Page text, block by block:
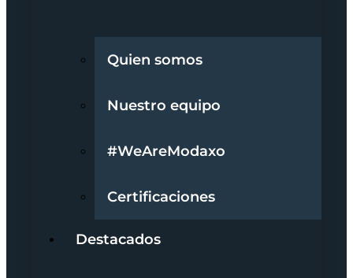
Quien somos
Nuestro equipo
#WeAreModaxo
Certificaciones
Destacados